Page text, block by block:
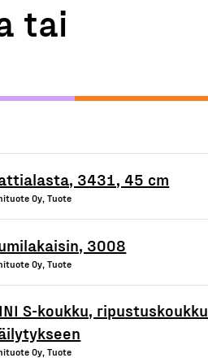
tai
3431, 45 cm
Oy, Tuote
3008
Oy, Tuote
S-koukku, ripustuskoukku
Oy, Tuote